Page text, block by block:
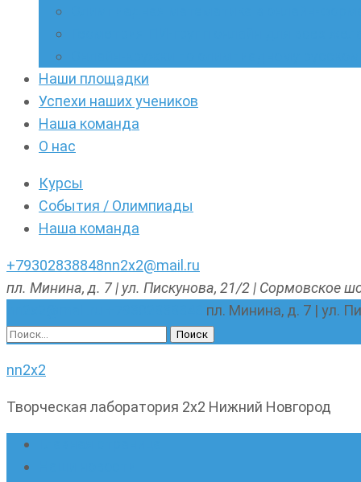
Наши площадки
Успехи наших учеников
Наша команда
О нас
Курсы
События / Олимпиады
Наша команда
+79302838848nn2x2@mail.ru
пл. Минина, д. 7 | ул. Пискунова, 21/2 | Сормовское
пл. Минина, д. 7 | ул.
Найти:
nn2x2
Творческая лаборатория 2х2 Нижний Новгород